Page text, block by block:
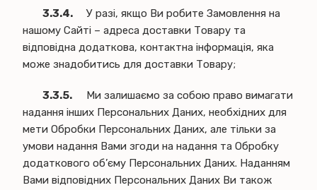
3.3.4.
У разі, якщо Ви робите Замовлення на
нашому Сайті – адреса доставки Товару та
відповідна додаткова, контактна інформація, яка
може знадобитись для доставки Товару;
3.3.5. Ми залишаємо за собою право вимагати
надання інших Персональних Даних, необхідних для
мети Обробки Персональних Даних, але тільки за
умови надання Вами згоди на надання та Обробку
додаткового об’єму Персональних Даних. Наданням
Вами відповідних Персональних Даних Ви також